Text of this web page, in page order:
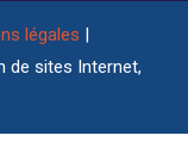
légales |
de sites Internet,